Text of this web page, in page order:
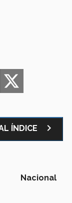
Facebook
ÍNDICE navigate_next
Nacional